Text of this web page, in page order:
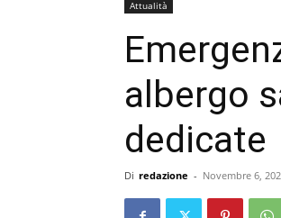
Attualità
albergo
dedicate
Di redazione - Novembre 6,